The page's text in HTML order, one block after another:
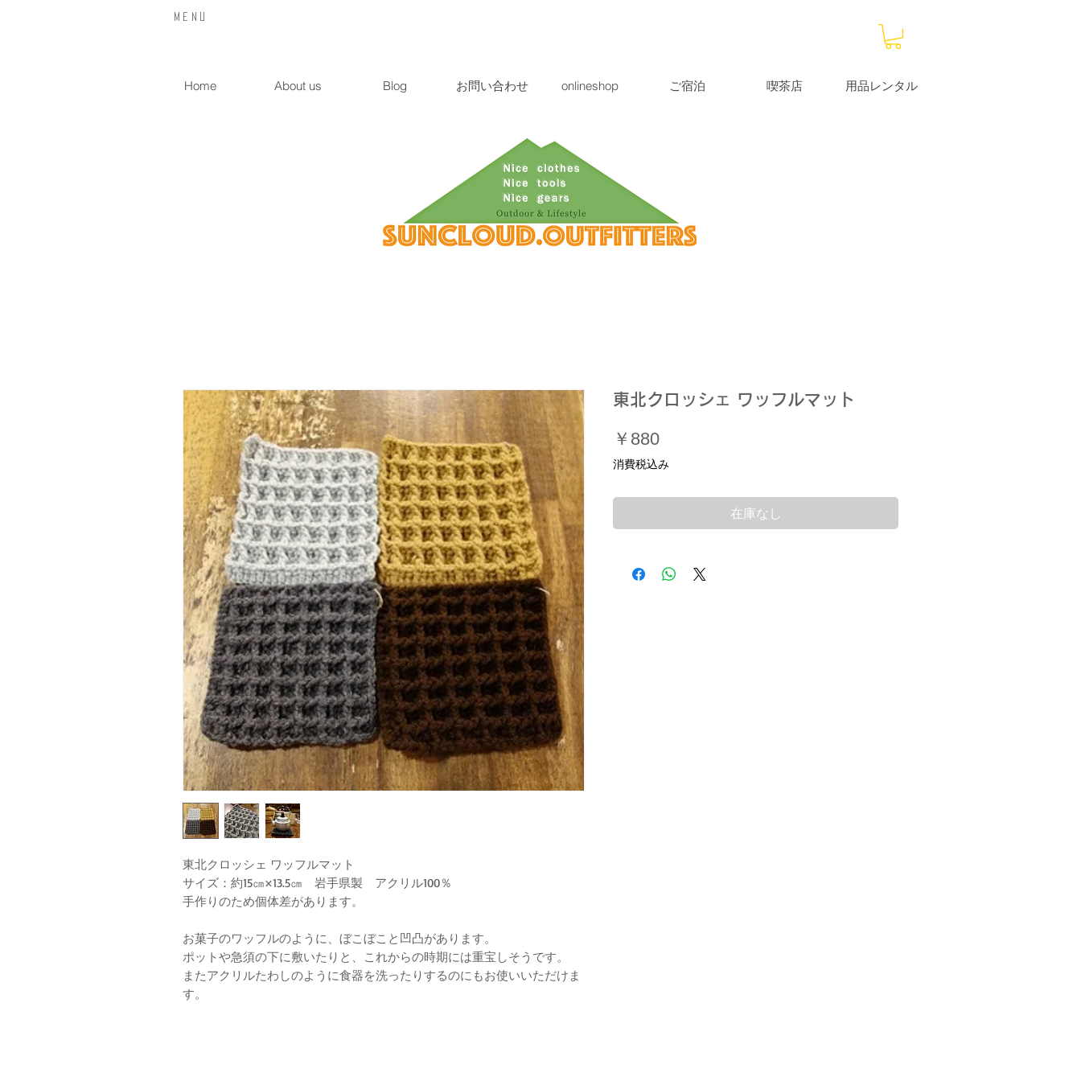
​Menu
Home About us Blog お問い合わせ onlineshop ご宿泊 喫茶店 用品レンタル
東北クロッシェ ワッフルマット
サイズ：約15㎝×13.5㎝ 岩手県製 アクリル100％
手作りのため個体差があります。
お菓子のワッフルのように、ぼこぼこと凹凸があります。
ポットや急須の下に敷いたりと、これからの時期には重宝しそうです。
またアクリルたわしのように食器を洗ったりするのにもお使いいただけま
す。
東北クロッシェ ワッフルマット
￥880価
格
消費税込み
在庫なし